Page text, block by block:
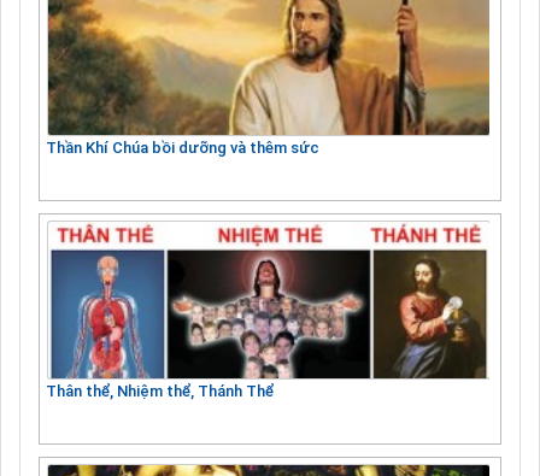
Thần Khí Chúa bồi dưỡng và thêm sức
Thân thể, Nhiệm thể, Thánh Thể